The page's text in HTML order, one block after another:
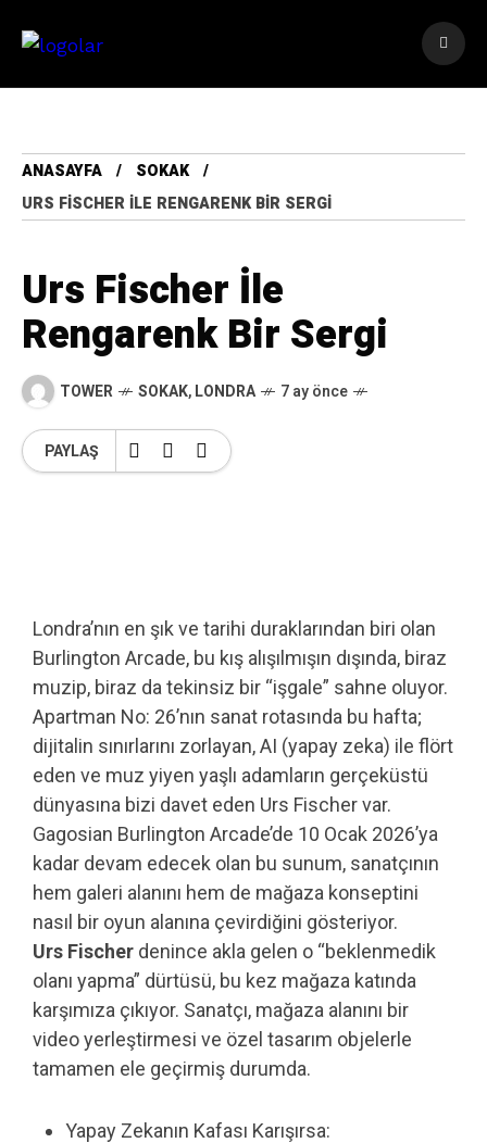
ANASAYFA
SOKAK
URS FISCHER İLE RENGARENK BIR SERGI
Urs Fischer İle
Rengarenk Bir Sergi
TOWER SOKAK,LONDRA 7 ay önce
PAYLAŞ
Londra’nın en şık ve tarihi duraklarından biri olan
Burlington Arcade, bu kış alışılmışın dışında, biraz
muzip, biraz da tekinsiz bir “işgale” sahne oluyor.
Apartman No: 26’nın sanat rotasında bu hafta;
dijitalin sınırlarını zorlayan, AI (yapay zeka) ile flört
eden ve muz yiyen yaşlı adamların gerçeküstü
dünyasına bizi davet eden Urs Fischer var.
Gagosian Burlington Arcade’de 10 Ocak 2026’ya
kadar devam edecek olan bu sunum, sanatçının
hem galeri alanını hem de mağaza konseptini
nasıl bir oyun alanına çevirdiğini gösteriyor.
Urs Fischer denince akla gelen o “beklenmedik
olanı yapma” dürtüsü, bu kez mağaza katında
karşımıza çıkıyor. Sanatçı, mağaza alanını bir
video yerleştirmesi ve özel tasarım objelerle
tamamen ele geçirmiş durumda.
Yapay Zekanın Kafası Karışırsa: